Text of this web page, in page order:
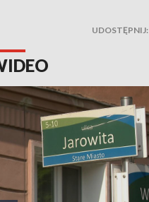
UDOSTĘPNIJ: